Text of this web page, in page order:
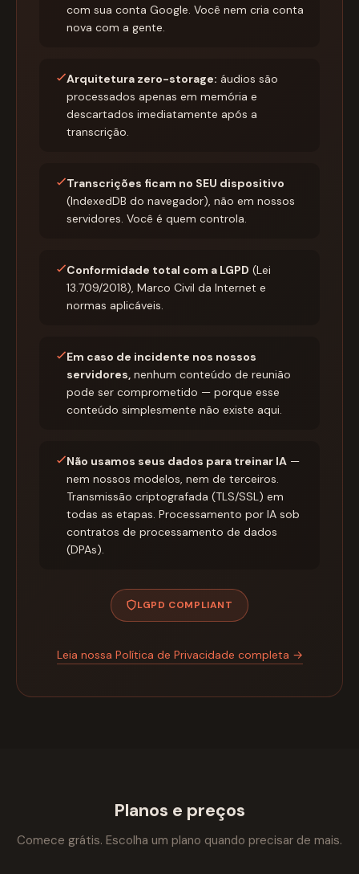
com sua conta Google. Você nem cria conta
nova com a gente.
Arquitetura zero-storage: áudios são
processados apenas em memória e
descartados imediatamente após a
transcrição.
Transcrições ficam no SEU dispositivo
(IndexedDB do navegador), não em nossos
servidores. Você é quem controla.
Conformidade total com a LGPD (Lei
13.709/2018), Marco Civil da Internet e
normas aplicáveis.
Em caso de incidente nos nossos
servidores, nenhum conteúdo de reunião
pode ser comprometido — porque esse
conteúdo simplesmente não existe aqui.
Não usamos seus dados para treinar IA —
nem nossos modelos, nem de terceiros.
Transmissão criptografada (TLS/SSL) em
todas as etapas. Processamento por IA sob
contratos de processamento de dados
(DPAs).
LGPD COMPLIANT
Leia nossa Política de Privacidade completa →
Planos e preços
Comece grátis. Escolha um plano quando precisar de mais.